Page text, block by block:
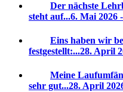
Der nächste
steht auf...6. Mai 2026
Eins haben wir
festgestellt:...28. April
Meine
sehr gut...28. April